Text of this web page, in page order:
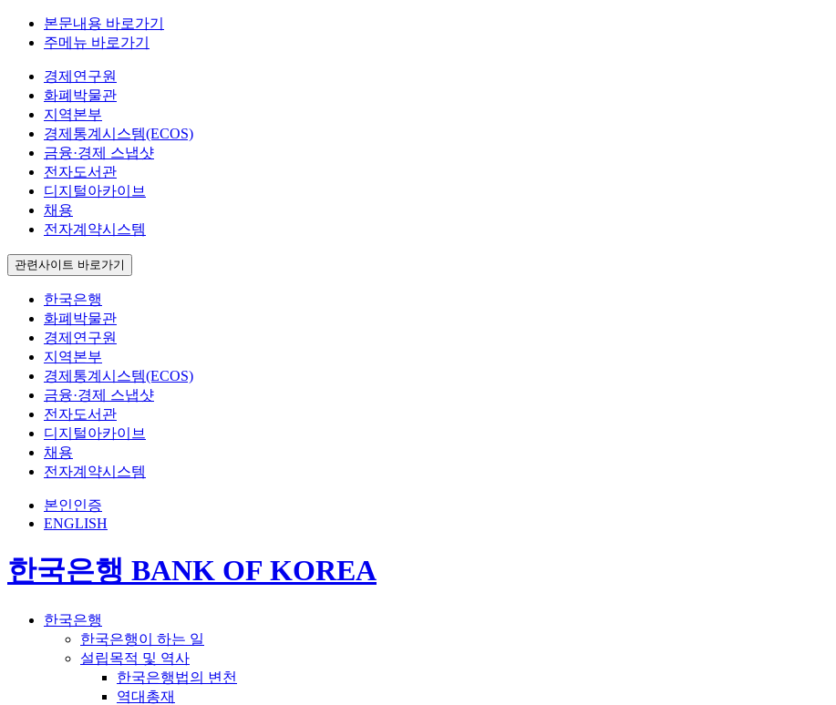
본문내용 바로가기
주메뉴 바로가기
경제연구원
화폐박물관
지역본부
경제통계시스템(ECOS)
금융·경제 스냅샷
전자도서관
디지털아카이브
채용
전자계약시스템
관련사이트 바로가기
한국은행
화폐박물관
경제연구원
지역본부
경제통계시스템(ECOS)
금융·경제 스냅샷
전자도서관
디지털아카이브
채용
전자계약시스템
본인인증
ENGLISH
한국은행 BANK OF KOREA
한국은행
한국은행이 하는 일
설립목적 및 역사
한국은행법의 변천
역대총재